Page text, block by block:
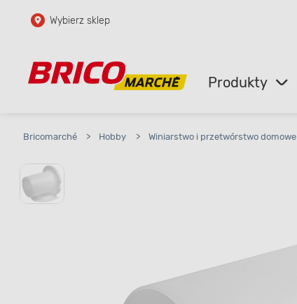
Przejdź do głównej zawartości
Przejdź do wyszukiwarki
Wybierz sklep
Produkty
Bricomarché > Hobby > Winiarstwo i przetwórstwo domowe